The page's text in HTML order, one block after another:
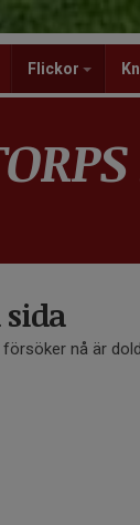
Flickor
sida
försöker nå är